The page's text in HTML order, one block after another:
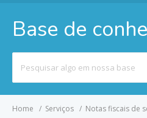
Base de
por
Home Serviços
Notas fiscais de